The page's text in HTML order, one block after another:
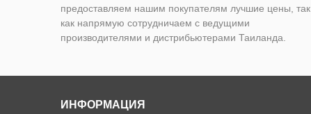
предоставляем нашим покупателям лучшие цены, так
как напрямую сотрудничаем с ведущими
производителями и дистрибьютерами Таиланда.
ИНФОРМАЦИЯ